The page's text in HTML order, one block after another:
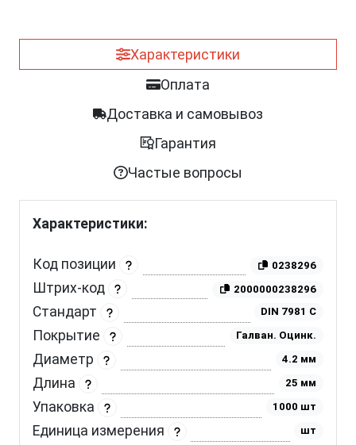
Характеристики
Оплата
Доставка и самовывоз
Гарантия
Частые вопросы
Характеристики:
Код позиции 0238296
Штрих-код 2000000238296
Стандарт DIN 7981 C
Покрытие Галван. Оцинк.
Диаметр 4.2 мм
Длина 25 мм
Упаковка 1000 шт
Единица измерения шт